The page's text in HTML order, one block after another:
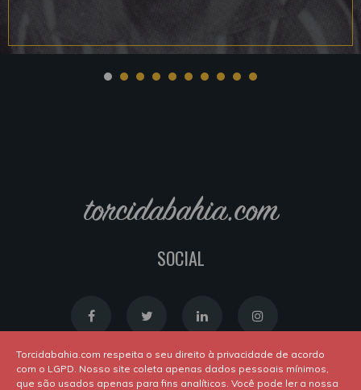
torcidabahia.com
SOCIAL
Torcidabahia.com respeita o seu direito à privacidade de acordo
com o LGPD. Nosso site coleta apenas dados pessoais mínimos,
que são usados apenas para fins analíticos. Você pode ler a nossa